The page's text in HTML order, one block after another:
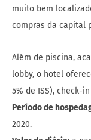
muito bem
compras da capital
Além de piscina,
lobby, o hotel
5% de ISS), check-
Período de
2020.